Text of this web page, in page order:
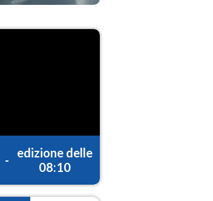
-
edizione delle
08:10